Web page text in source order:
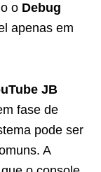
o Debug
apenas em
JB
fase de
pode ser
A